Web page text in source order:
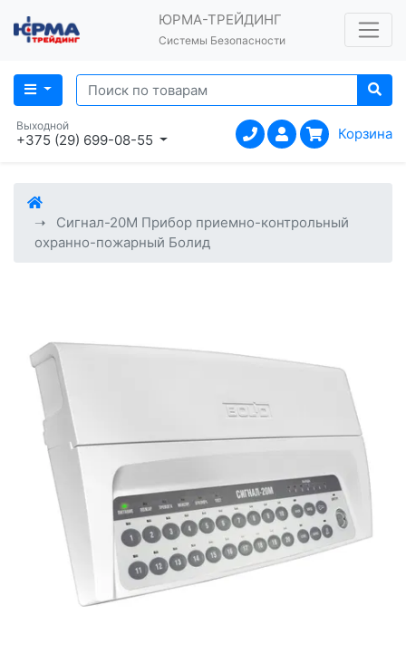
ЮРМА-ТРЕЙДИНГ
Системы Безопасности
Выходной
+375 (29) 699-08-55 Корзина
Сигнал-20М Прибор приемно-контрольный
охранно-пожарный Болид